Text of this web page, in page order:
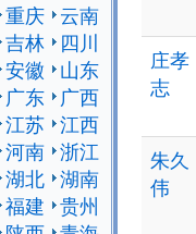
重庆 云南
吉林
四川
安徽
山东
广东
广西
江苏 江西
河南 浙江
湖北 湖南
福建 贵州
庄孝
志
朱久
伟